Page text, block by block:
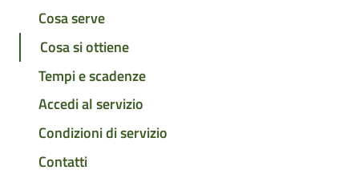
Cosa serve
Cosa si ottiene
Tempi e scadenze
Accedi al servizio
Condizioni di servizio
Contatti